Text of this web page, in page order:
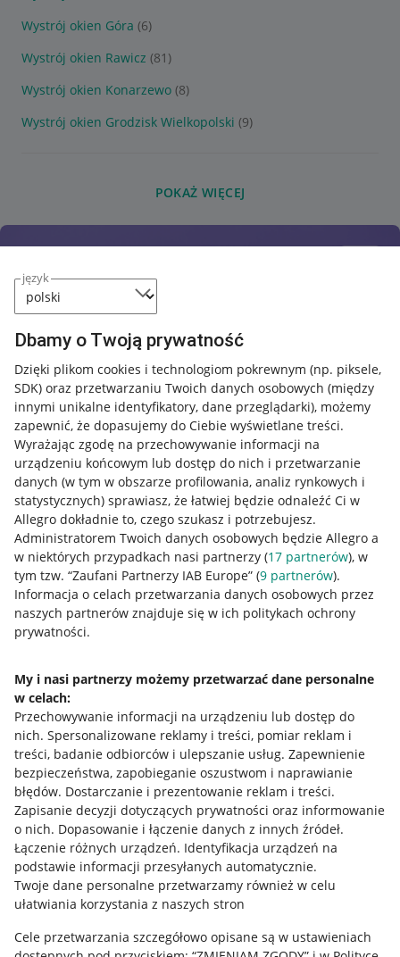
język
Dbamy o Twoją prywatność
Dzięki plikom cookies i technologiom pokrewnym (np. piksele,
SDK) oraz przetwarzaniu Twoich danych osobowych (między
innymi unikalne identyfikatory, dane przeglądarki), możemy
zapewnić, że dopasujemy do Ciebie wyświetlane treści.
Wyrażając zgodę na przechowywanie informacji na
urządzeniu końcowym lub dostęp do nich i przetwarzanie
danych (w tym w obszarze profilowania, analiz rynkowych i
statystycznych) sprawiasz, że łatwiej będzie odnaleźć Ci w
Allegro dokładnie to, czego szukasz i potrzebujesz.
Administratorem Twoich danych osobowych będzie Allegro a
w niektórych przypadkach nasi partnerzy (17 partnerów), w
tym tzw. “Zaufani Partnerzy IAB Europe” (9 partnerów).
Informacja o celach przetwarzania danych osobowych przez
naszych partnerów znajduje się w ich politykach ochrony
prywatności.
My i nasi partnerzy możemy przetwarzać dane personalne
w celach:
Przechowywanie informacji na urządzeniu lub dostęp do
nich. Spersonalizowane reklamy i treści, pomiar reklam i
treści, badanie odbiorców i ulepszanie usług. Zapewnienie
bezpieczeństwa, zapobieganie oszustwom i naprawianie
błędów. Dostarczanie i prezentowanie reklam i treści.
Zapisanie decyzji dotyczących prywatności oraz informowanie
o nich. Dopasowanie i łączenie danych z innych źródeł.
Łączenie różnych urządzeń. Identyfikacja urządzeń na
podstawie informacji przesyłanych automatycznie.
Twoje dane personalne przetwarzamy również w celu
ułatwiania korzystania z naszych stron
Cele przetwarzania szczegółowo opisane są w ustawieniach
Wystrój okien Góra (6)
Wystrój okien Rawicz (81)
Wystrój okien Konarzewo (8)
Wystrój okien Grodzisk Wielkopolski (9)
POKAŻ WIĘCEJ
Przydatne informacje
Jak to działa
Allegro Gadane dla sprzedających
Allegro Gadane dla kupujących
Mapa miejscowości
Informacje prawne
Regulamin
Polityka plików "cookies"
Ustawienia plików "cookies"
Udostępnianie lokalizacji